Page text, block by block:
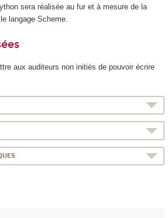
sera réalisée au fur et à mesure de la
langage Scheme.
aux auditeurs non initiés de pouvoir écrire